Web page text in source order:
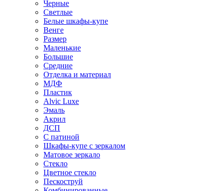
Черные
Светлые
Белые шкафы-купе
Венге
Размер
Маленькие
Большие
Средние
Отделка и материал
МДФ
Пластик
Alvic Luxe
Эмаль
Акрил
ДСП
С патиной
Шкафы-купе с зеркалом
Матовое зеркало
Стекло
Цветное стекло
Пескоструй